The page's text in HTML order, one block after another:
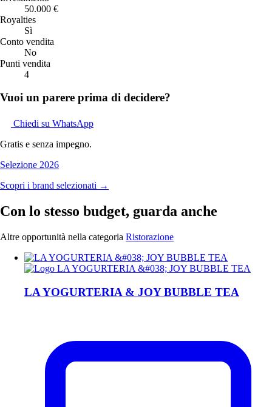
50.000 €
Royalties
Sì
Conto vendita
No
Punti vendita
4
Vuoi un parere prima di decidere?
Chiedi su WhatsApp
Gratis e senza impegno.
Selezione 2026
Scopri i brand selezionati →
Con lo stesso budget, guarda anche
Altre opportunità nella categoria Ristorazione
LA YOGURTERIA & JOY BUBBLE TEA